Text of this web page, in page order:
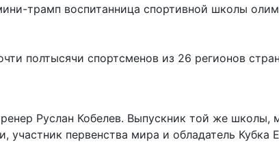
трамп воспитанница спортивной школы
полтысячи спортсменов из 26 регионов
Руслан Кобелев. Выпускник той же школы,
участник первенства мира и обладатель Кубка